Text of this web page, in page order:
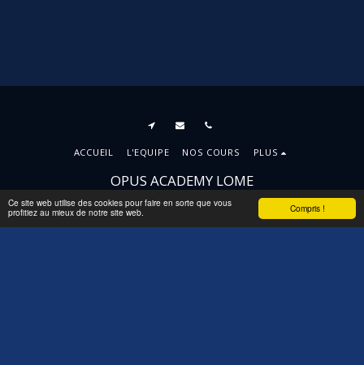
Compris !
Ce site web utilise des cookies pour faire en sorte que vous
profitiez au mieux de notre site web.
OPUS ACADEMY LOME
Droits d'auteur © 2026 Tous droits réservés
Conditions d'Utilisations
Confidentialité|Accessibilité
ACCUEIL L'EQUIPE NOS COURS PLUS